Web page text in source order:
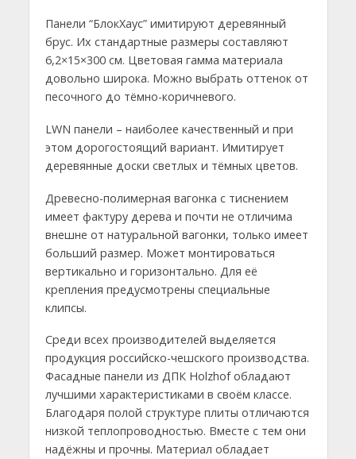
Панели “БлокХаус” имитируют деревянный
брус. Их стандартные размеры составляют
6,2×15×300 см. Цветовая гамма материала
довольно широка. Можно выбрать оттенок от
песочного до тёмно-коричневого.
LWN панели – наиболее качественный и при
этом дорогостоящий вариант. Имитирует
деревянные доски светлых и тёмных цветов.
Древесно-полимерная вагонка с тиснением
имеет фактуру дерева и почти не отличима
внешне от натуральной вагонки, только имеет
больший размер. Может монтироваться
вертикально и горизонтально. Для её
крепления предусмотрены специальные
клипсы.
Среди всех производителей выделяется
продукция российско-чешского производства.
Фасадные панели из ДПК Holzhof обладают
лучшими характеристиками в своём классе.
Благодаря полой структуре плиты отличаются
низкой теплопроводностью. Вместе с тем они
надёжны и прочны. Материал обладает